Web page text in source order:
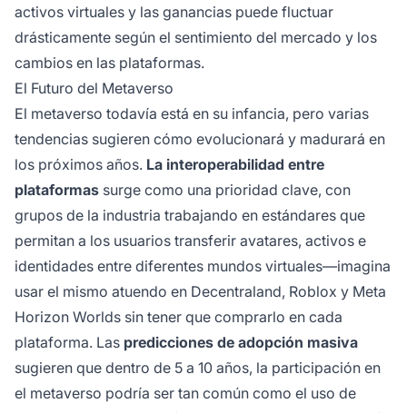
activos virtuales y las ganancias puede fluctuar
drásticamente según el sentimiento del mercado y los
cambios en las plataformas.
El Futuro del Metaverso
El metaverso todavía está en su infancia, pero varias
tendencias sugieren cómo evolucionará y madurará en
los próximos años. La interoperabilidad entre
plataformas surge como una prioridad clave, con
grupos de la industria trabajando en estándares que
permitan a los usuarios transferir avatares, activos e
identidades entre diferentes mundos virtuales—imagina
usar el mismo atuendo en Decentraland, Roblox y Meta
Horizon Worlds sin tener que comprarlo en cada
plataforma. Las predicciones de adopción masiva
sugieren que dentro de 5 a 10 años, la participación en
el metaverso podría ser tan común como el uso de